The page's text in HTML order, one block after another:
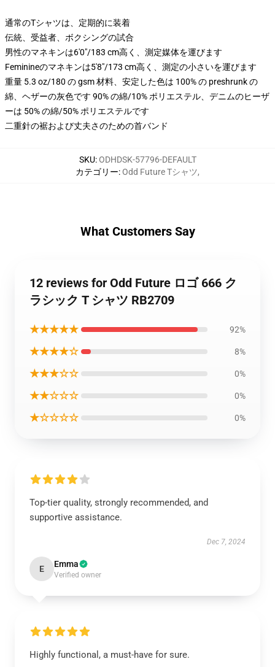
通常のTシャツは、定期的に装着
伝統、受益者、ボクシングの試合
男性のマネキンは6'0"/183 cm高く、測定媒体を運びます
Feminineのマネキンは5'8"/173 cm高く、測定の小さいを運びます
重量 5.3 oz/180 の gsm 材料、安定した色は 100% の preshrunk の
綿、ヘザーの灰色です 90% の綿/10% ポリエステル、デニムのヒーザ
ーは 50% の綿/50% ポリエステルです
二重針の裾および丈夫さのための首バンド
SKU:ODHDSK-57796-DEFAULT
カテゴリー:Odd Future Tシャツ,
What Customers Say
12 reviews for Odd Future ロゴ 666 ク
ラシック T シャツ RB2709
★★★★★ 92%
★★★★☆ 8%
★★★☆☆ 0%
★★☆☆☆ 0%
★☆☆☆☆ 0%
Top-tier quality, strongly recommended, and
supportive assistance.
Dec 7, 2024
E Emma
Verified owner
Highly functional, a must-have for sure.